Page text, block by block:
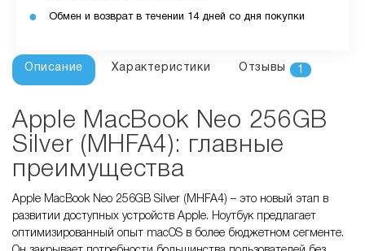
Обмен и возврат в течении 14 дней со дня покупки
Описание Характеристики Отзывы 1
Apple MacBook Neo 256GB
Silver (MHFA4): главные
преимущества
Apple MacBook Neo 256GB Silver (MHFA4) – это новый этап в
развитии доступных устройств Apple. Ноутбук предлагает
оптимизированный опыт macOS в более бюджетном сегменте.